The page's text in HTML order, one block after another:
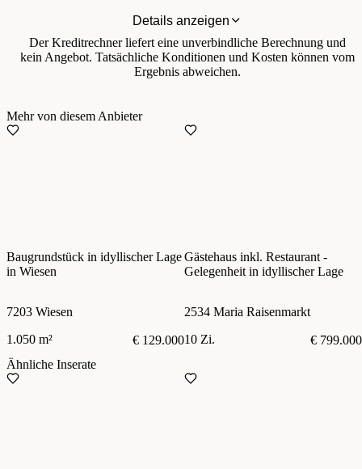
Details anzeigen
Der Kreditrechner liefert eine unverbindliche Berechnung und
kein Angebot. Tatsächliche Konditionen und Kosten können vom
Ergebnis abweichen.
Mehr von diesem Anbieter
Baugrundstück in idyllischer Lage
in Wiesen
7203 Wiesen
1.050 m²
€ 129.000
Gästehaus inkl. Restaurant -
Gelegenheit in idyllischer Lage
2534 Maria Raisenmarkt
10 Zi.
€ 799.000
Ähnliche Inserate